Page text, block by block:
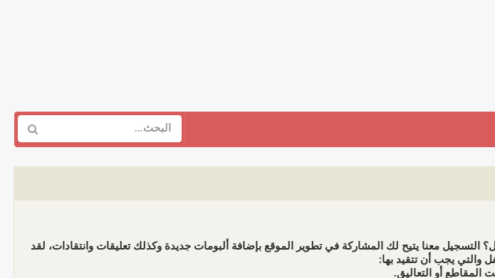
التسجيل معنا يتيح لك المشاركة في تطوير الموقع بإضافة ألبومات جديدة وكذلك تعليقات وانتقادات، لقد
والتي يجب أن تتقيد بها: